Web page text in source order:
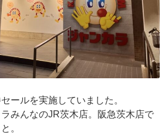
ールを実施していました。
ラみんなのJR茨木店。阪急茨木店で
。